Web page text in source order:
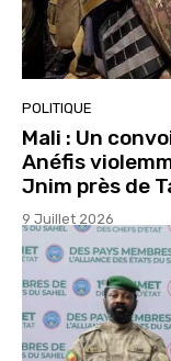
POLITIQUE
Mali : Un
Anéfis
Jnim près de
9 Juillet 2026